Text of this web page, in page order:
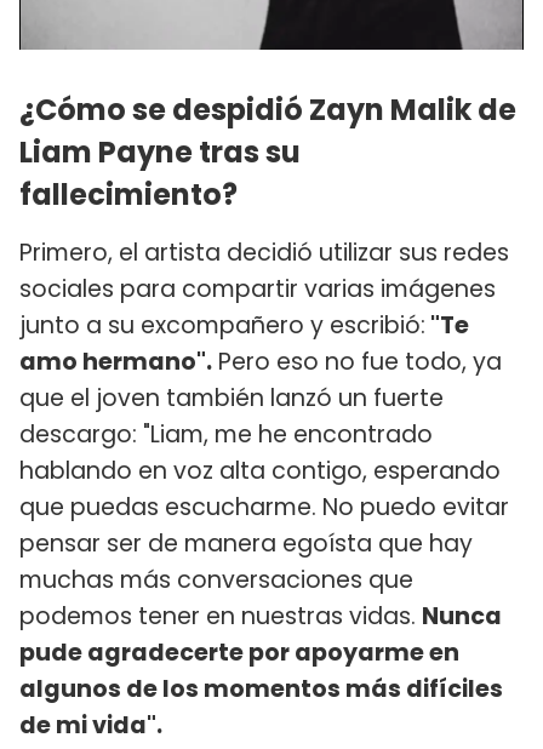
¿Cómo se despidió Zayn Malik de
Liam Payne tras su
fallecimiento?
Primero, el artista decidió utilizar sus redes
sociales para compartir varias imágenes
junto a su excompañero y escribió: "Te
amo hermano". Pero eso no fue todo, ya
que el joven también lanzó un fuerte
descargo: "Liam, me he encontrado
hablando en voz alta contigo, esperando
que puedas escucharme. No puedo evitar
pensar ser de manera egoísta que hay
muchas más conversaciones que
podemos tener en nuestras vidas. Nunca
pude agradecerte por apoyarme en
algunos de los momentos más difíciles
de mi vida".